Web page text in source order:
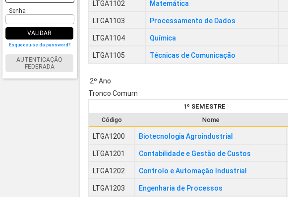
Senha
VALIDAR
Esqueceu-se da password?
AUTENTICAÇÃO
FEDERADA
LTGA1102 Matemática
LTGA1103 Processamento de Dados
LTGA1104 Química
LTGA1105 Técnicas de Comunicação
2º Ano
Tronco Comum
1º SEMESTRE
Código
Nome
LTGA1200 Biotecnologia Agroindustrial
LTGA1201 Contabilidade e Gestão de Custos
LTGA1202 Controlo e Automação Industrial
LTGA1203 Engenharia de Processos